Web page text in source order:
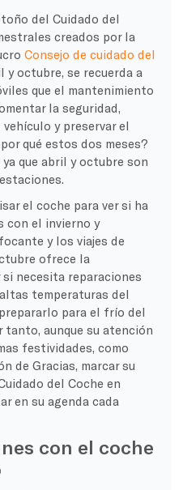
del Cuidado del
creados por la
Consejo de cuidado del
y octubre, se recuerda a
que el mantenimiento
la seguridad,
y preservar el
qué estos dos meses?
que abril y octubre son
el coche para ver si ha
con el invierno y
y los viajes de
ofrece la
necesita reparaciones
temperaturas del
para el frío del
tanto, aunque su atención
festividades, como
de Gracias, marcar su
del Coche en
en su agenda cada
con el coche